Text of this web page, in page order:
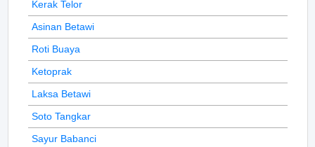
Kerak Telor
Asinan Betawi
Roti Buaya
Ketoprak
Laksa Betawi
Soto Tangkar
Sayur Babanci